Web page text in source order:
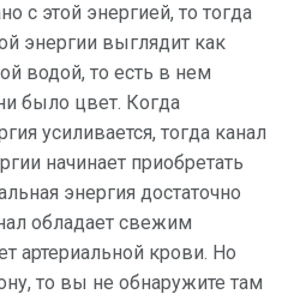
с этой энергией, то тогда
энергии выглядит как
водой, то есть в нем
было цвет. Когда
усиливается, тогда канал
начинает приобретать
энергия достаточно
обладает свежим
артериальной крови. Но
то вы не обнаружите там